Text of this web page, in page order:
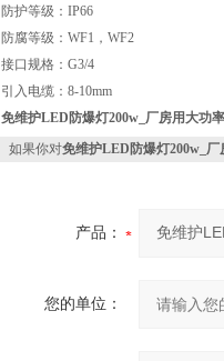
防护等级：IP66
防腐等级：WF1，WF2
接口规格：G3/4
引入电缆：8-10mm
免维护LED防爆灯200w_厂房用大功
如果你对免维护LED防爆灯200w_厂
产品：
您的单位：